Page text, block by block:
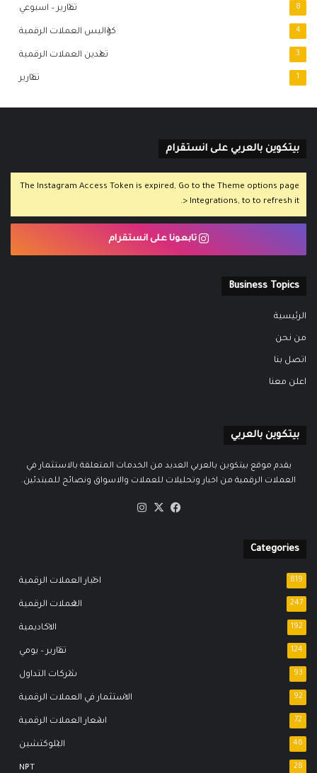
تقارير – اسبوعي 8
كواليس العملات الرقمية 4
تعدين العملات الرقمية 3
تقارير 1
بيتكوين بالعربي على انستقرام
The Instagram Access Token is expired, Go to the Theme options page
> Integrations, to to refresh it.
تابعونا على انستقرام
Business Topics
الرئيسية
من نحن
اتصل بنا
اعلن معنا
بيتكوين بالعربي
يقدم موقع بيتكوين بالعربي العديد من الخدمات المتعلقة بالاستثمار في
العملات الرقمية من اخبار وتحليلات للعملات والاسواق ونصائح للمبتدئين.
فيسبوك
‫X
Categories
اخبار العملات الرقمية 819
العملات الرقمية 247
الاكاديمية 192
تقارير – يومي 124
شركات التداول 93
الاستثمار في العملات الرقمية 92
اسعار العملات الرقمية 72
البلوكتشين 46
NFT 28